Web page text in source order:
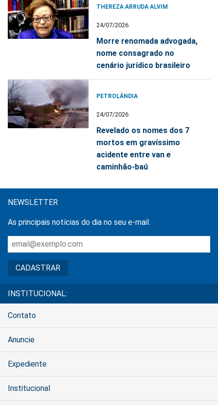
THEREZA ARRUDA ALVIM
24/07/2026
Morre renomada advogada,
nome consagrado no
cenário jurídico brasileiro
PETROLÂNDIA
24/07/2026
Revelado os nomes dos 7
mortos em gravíssimo
acidente entre van e
caminhão-baú
NEWSLETTER
As principais notícias do dia no seu e-mail.
INSTITUCIONAL:
Contato
Anuncie
Expediente
Institucional